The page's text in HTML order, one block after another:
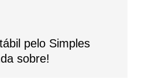
pelo Simples
sobre!